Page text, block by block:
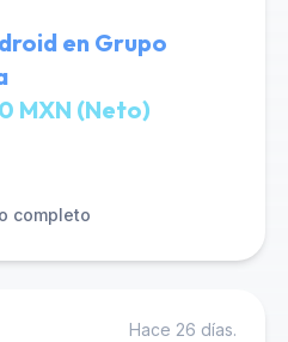
en Grupo
MXN (Neto)
completo
Hace 26 días.